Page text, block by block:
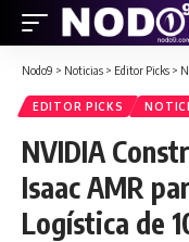
Nodo9 > Noticias > Editor Picks >
EDITOR PICKS
NVIDIA
Isaac AMR
Logística de